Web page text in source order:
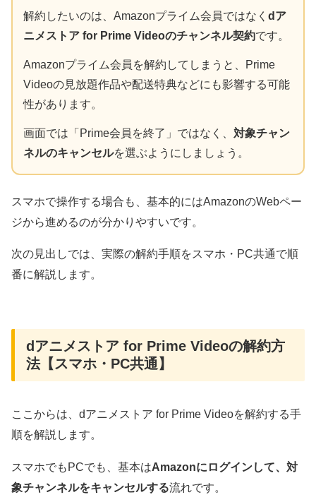
解約したいのは、Amazonプライム会員ではなく dア
ニメストア for Prime Videoのチャンネル契約です。
Amazonプライム会員を解約してしまうと、Prime
Videoの見放題作品や配送特典などにも影響する可能
性があります。
画面では「Prime会員を終了」ではなく、 対象チャン
ネルのキャンセルを選ぶようにしましょう。
スマホで操作する場合も、基本的にはAmazonのWebペー
ジから進めるのが分かりやすいです。
次の見出しでは、実際の解約手順をスマホ・PC共通で順
番に解説します。
dアニメストア for Prime Videoの解約方
法【スマホ・PC共通】
ここからは、dアニメストア for Prime Videoを解約する手
順を解説します。
スマホでもPCでも、基本はAmazonにログインして、対
象チャンネルをキャンセルする流れです。